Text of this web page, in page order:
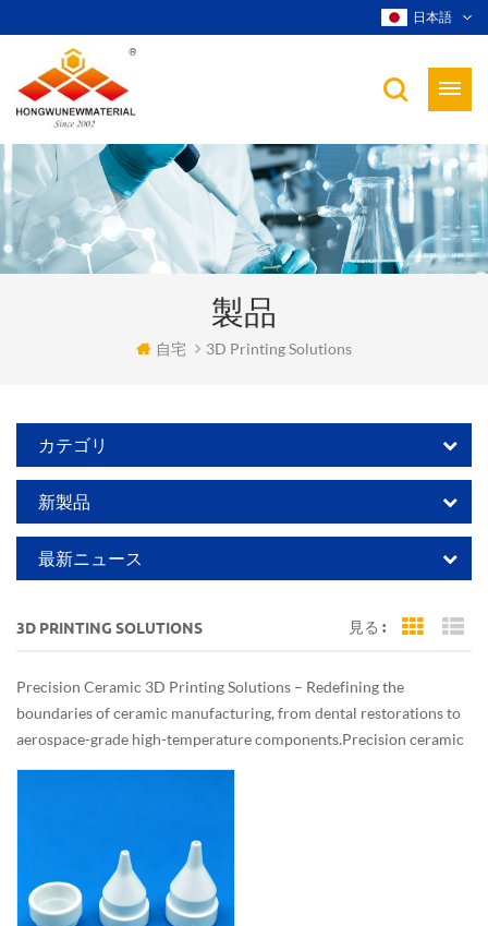
日本語
製品
自宅 3D Printing Solutions
カテゴリ
新製品
最新ニュース
3D PRINTING SOLUTIONS 見る : Grid
Precision Ceramic 3D Printing Solutions – Redefining the
boundaries of ceramic manufacturing, from dental restorations to
aerospace-grade high-temperature components.Precision ceramic
3D printing turns impossible structures into reality.